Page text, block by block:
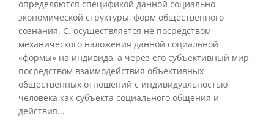
определяются спецификой данной социально-
экономической структуры, форм общественного
сознания. С. осуществляется не посредством
механического наложения данной социальной
«формы» на индивида, а через его субъективный мир,
посредством взаимодействия объективных
общественных отношений с индивидуальностью
человека как субъекта социального общения и
действия...